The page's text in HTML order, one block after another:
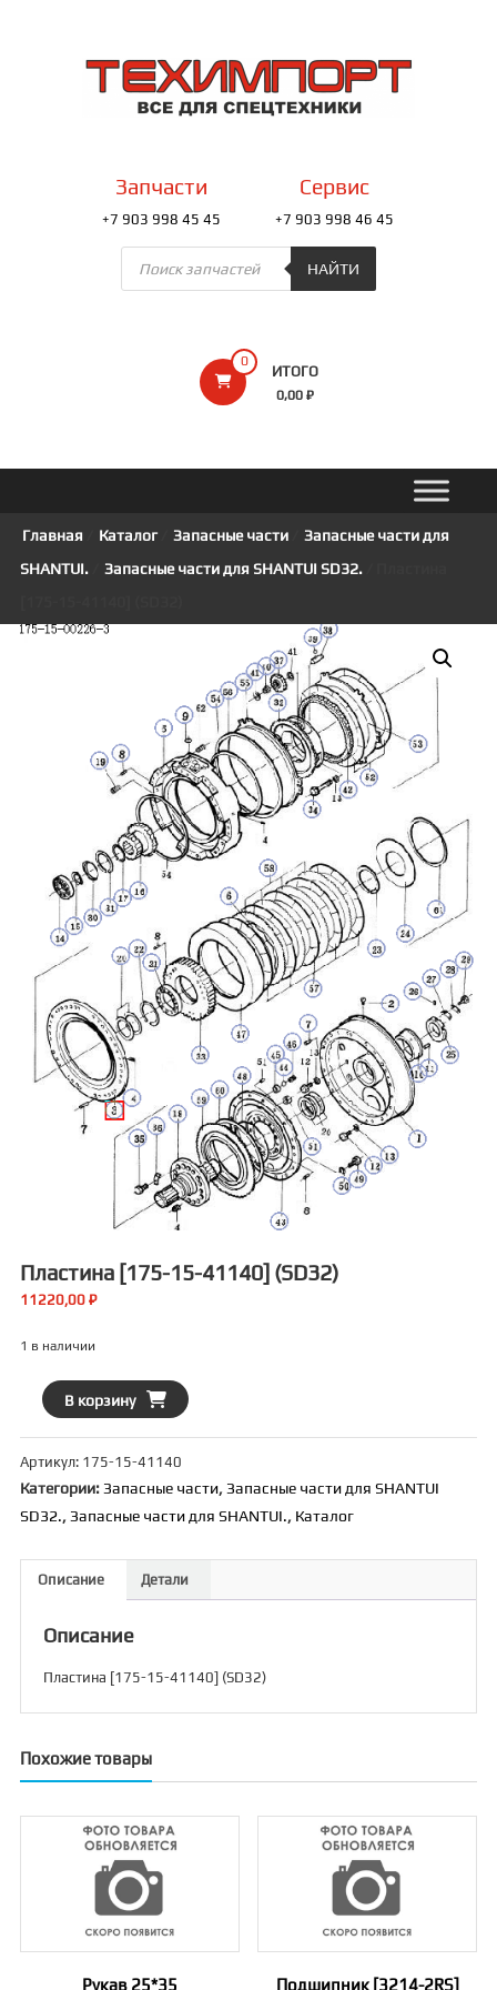
содержимомуТЕХИМПОРТ
Всё
0
ИТОГО
0,00 ₽
Запчасти
+7 903 998 45 45
Сервис
+7 903 998 46 45
Поиск
товаров
НАЙТИ
Главная Каталог/ Запасные части/
Запасные части для
SHANTUI./ Запасные части для SHANTUI SD32./ Пластина
Пластина [175-15-41140] (SD32)
11220,00 ₽
1 в наличии
Количество
товара
Пластина
[175-
15-
41140]
В корзину
Артикул: 175-15-41140
Категории: Запасные части, Запасные части для SHANTUI
SD32., Запасные части для SHANTUI., Каталог
Описание Детали
Описание
Пластина [175-15-41140] (SD32)
Похожие товары
Рукав 25*35 Подшипник [3214-2RS]